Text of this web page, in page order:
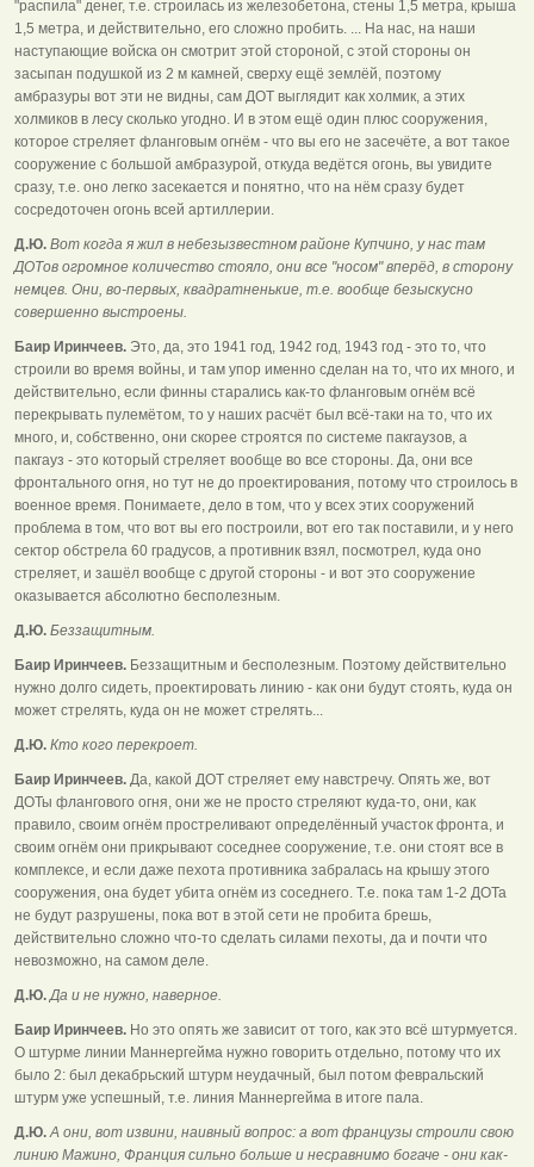
"распила" денег, т.е. строилась из железобетона, стены 1,5 метра, крыша
1,5 метра, и действительно, его сложно пробить. ... На нас, на наши
наступающие войска он смотрит этой стороной, с этой стороны он
засыпан подушкой из 2 м камней, сверху ещё землёй, поэтому
амбразуры вот эти не видны, сам ДОТ выглядит как холмик, а этих
холмиков в лесу сколько угодно. И в этом ещё один плюс сооружения,
которое стреляет фланговым огнём - что вы его не засечёте, а вот такое
сооружение с большой амбразурой, откуда ведётся огонь, вы увидите
сразу, т.е. оно легко засекается и понятно, что на нём сразу будет
сосредоточен огонь всей артиллерии.
Д.Ю. Вот когда я жил в небезызвестном районе Купчино, у нас там
ДОТов огромное количество стояло, они все "носом" вперёд, в сторону
немцев. Они, во-первых, квадратненькие, т.е. вообще безыскусно
совершенно выстроены.
Баир Иринчеев. Это, да, это 1941 год, 1942 год, 1943 год - это то, что
строили во время войны, и там упор именно сделан на то, что их много, и
действительно, если финны старались как-то фланговым огнём всё
перекрывать пулемётом, то у наших расчёт был всё-таки на то, что их
много, и, собственно, они скорее строятся по системе пакгаузов, а
пакгауз - это который стреляет вообще во все стороны. Да, они все
фронтального огня, но тут не до проектирования, потому что строилось в
военное время. Понимаете, дело в том, что у всех этих сооружений
проблема в том, что вот вы его построили, вот его так поставили, и у него
сектор обстрела 60 градусов, а противник взял, посмотрел, куда оно
стреляет, и зашёл вообще с другой стороны - и вот это сооружение
оказывается абсолютно бесполезным.
Д.Ю. Беззащитным.
Баир Иринчеев. Беззащитным и бесполезным. Поэтому действительно
нужно долго сидеть, проектировать линию - как они будут стоять, куда он
может стрелять, куда он не может стрелять...
Д.Ю. Кто кого перекроет.
Баир Иринчеев. Да, какой ДОТ стреляет ему навстречу. Опять же, вот
ДОТы флангового огня, они же не просто стреляют куда-то, они, как
правило, своим огнём простреливают определённый участок фронта, и
своим огнём они прикрывают соседнее сооружение, т.е. они стоят все в
комплексе, и если даже пехота противника забралась на крышу этого
сооружения, она будет убита огнём из соседнего. Т.е. пока там 1-2 ДОТа
не будут разрушены, пока вот в этой сети не пробита брешь,
действительно сложно что-то сделать силами пехоты, да и почти что
невозможно, на самом деле.
Д.Ю.Да и не нужно, наверное.
Баир Иринчеев. Но это опять же зависит от того, как это всё штурмуется.
О штурме линии Маннергейма нужно говорить отдельно, потому что их
было 2: был декабрьский штурм неудачный, был потом февральский
штурм уже успешный, т.е. линия Маннергейма в итоге пала.
Д.Ю.А они, вот извини, наивный вопрос: а вот французы строили свою
линию Мажино, Франция сильно больше и несравнимо богаче - они как-